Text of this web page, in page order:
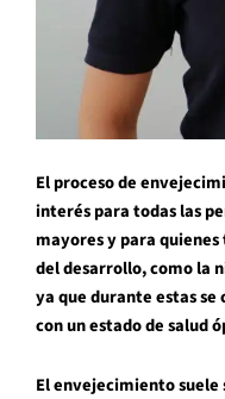
El proceso de
interés para todas las
mayores y para
del desarrollo, como la
ya que durante estas
con un estado de salud
El envejecimiento suele